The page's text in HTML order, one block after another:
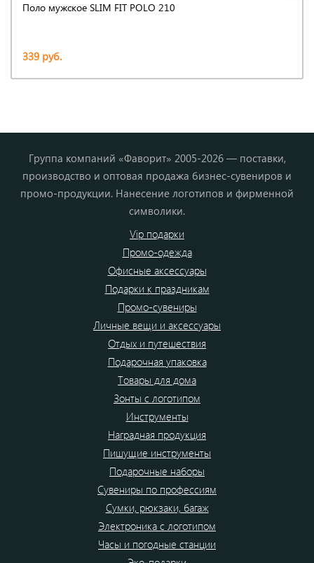
Поло мужское SLIM FIT POLO 210
339 руб.
Группа компаний «Фаворит» 2005-2026 — поставки,
производство и оптовая продажа бизнес-сувениров и
промо-продукции. Нанесение логотипов и фирменной
символики.
Vip подарки
Промо-одежда
Офисные аксессуары
Подарки к праздникам
Промо-сувениры
Личные вещи и аксессуары
Отдых и путешествия
Подарочная упаковка
Товары для дома
Зонты с логотипом
Инструменты
Наградная продукция
Пишущие инструменты
Подарочные наборы
Сувениры по профессиям
Сумки, рюкзаки, багаж
Электроника с логотипом
Часы и погодные станции